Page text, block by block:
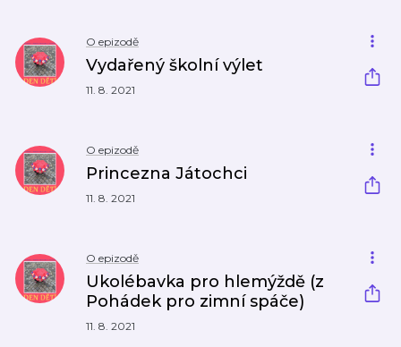
O epizodě
Vydařený školní výlet
11. 8. 2021
O epizodě
Princezna Játochci
11. 8. 2021
O epizodě
Ukolébavka pro hlemýždě (z
Pohádek pro zimní spáče)
11. 8. 2021